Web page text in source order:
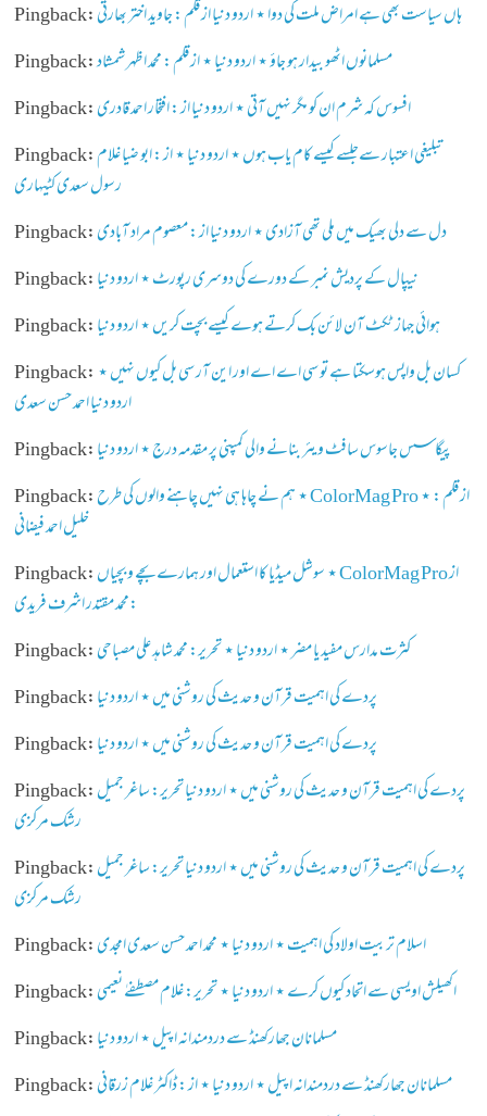
Pingback:ہاں سیاست بھی ہے امراض ملت کی دوا ⋆ اردو دنیا از قلم : جاوید اختر بھارتی
Pingback:مسلمانوں اٹھو بیدار ہو جاؤ ⋆ اردو دنیا ⋆ از قلم : محمد اظہر شمشاد
Pingback:افسوس کہ شرم ان کو مگر نہیں آتی ⋆ اردو دنیا از : افتخار احمد قادری
Pingback:تبلیغی اعتبار سےجلسے کیسے کام یاب ہوں ⋆ اردو دنیا ⋆ از : ابو ضیا غلام
رسول سعدی کٹیہاری
Pingback:دل سے دلی بھیک میں ملی تھی آزادی ⋆ اردو دنیا از : معصوم مراد آبادی
Pingback:نیپال کے پردیش نمبر کے دورے کی دوسری رپورٹ ⋆ اردو دنیا
Pingback:ہوائی جہاز ٹکٹ آن لائن بک کرتے ہوے کیسے بچت کریں ⋆ اردو دنیا
Pingback: کسان بل واپس ہوسکتا ہے تو سی اے اے اور این آر سی بل کیوں نہیں ⋆
اردو دنیا احمد حسن سعدی
Pingback:پیگاسس جاسوس سافٹ ویئر بنانے والی کمپنی پر مقدمہ درج ⋆ اردو دنیا
Pingback:ہم نے چاہا ہی نہیں چاہنے والوں کی طرح ⋆ ColorMag Pro ⋆ از قلم :
خلیل احمد فیضانی
Pingback:سوشل میڈیا کا استعمال اور ہمارے بچے و بچیاں ⋆ ColorMag Pro از
:محمد مقتدر اشرف فریدی
Pingback:کثرت مدارس مفید یا مضر ⋆ اردو دنیا ⋆ تحریر: محمد شاہد علی مصباحی
Pingback:پردے کی اہمیت قرآن و حدیث کی روشنی میں ⋆ اردو دنیا
Pingback:پردے کی اہمیت قرآن و حدیث کی روشنی میں ⋆ اردو دنیا
Pingback:پردے کی اہمیت قرآن و حدیث کی روشنی میں ⋆ اردو دنیا تحریر: ساغر جمیل
رشک مرکزی
Pingback:پردے کی اہمیت قرآن و حدیث کی روشنی میں ⋆ اردو دنیا تحریر: ساغر جمیل
رشک مرکزی
Pingback:اسلام تربیت اولاد کی اہمیت ⋆ اردو دنیا ⋆ محمد احمد حسن سعدی امجدی
Pingback:اکھیلش اویسی سے اتحاد کیوں کرے ⋆ اردو دنیا ⋆ تحریر: غلام مصطفےٰ نعیمی
Pingback:مسلمانان جھارکھنڈ سے دردمندانہ اپیل ⋆ اردو دنیا
Pingback:مسلمانان جھارکھنڈ سے دردمندانہ اپیل ⋆ اردو دنیا ⋆ از : ڈاکٹر غلام زرقانی